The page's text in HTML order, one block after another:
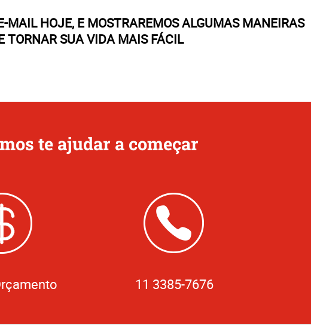
MAIL HOJE, E MOSTRAREMOS ALGUMAS MANEIRAS
TORNAR SUA VIDA MAIS FÁCIL
te ajudar a começar
11 3385-7676